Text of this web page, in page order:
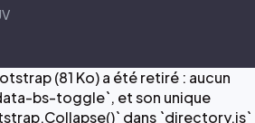
(81 Ko) a été retiré : aucun
bs-toggle`, et son unique
dans `directory.js`